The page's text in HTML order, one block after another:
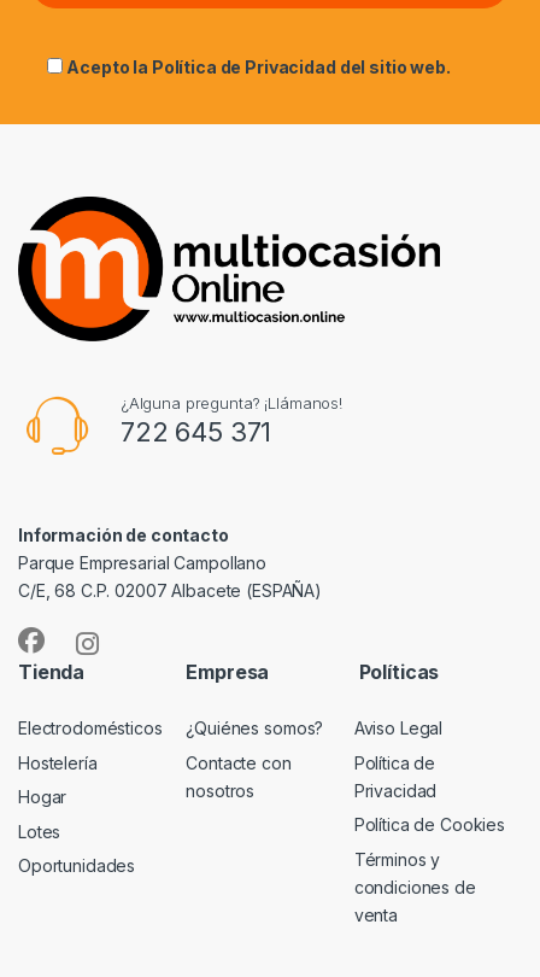
Acepto la Política de Privacidad del sitio web.
¿Alguna pregunta? ¡Llámanos!
722 645 371
Información de contacto
Parque Empresarial Campollano
C/E, 68 C.P. 02007 Albacete (ESPAÑA)
Tienda
Electrodomésticos
Hostelería
Hogar
Lotes
Oportunidades
Empresa
¿Quiénes somos?
Contacte con
nosotros
Políticas
Aviso Legal
Política de
Privacidad
Política de Cookies
Términos y
condiciones de
venta